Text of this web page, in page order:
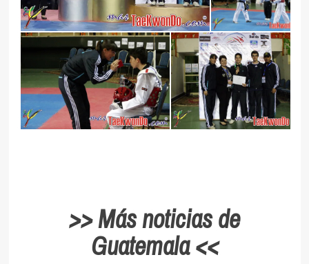
>> Más noticias de
Guatemala <<